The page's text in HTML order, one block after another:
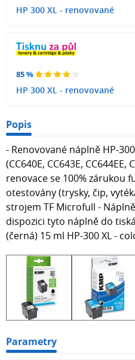
HP 300 XL - renovované
85 %
HP 300 XL - renovované
Popis
- Renovované náplně HP-
(CC640E, CC643E,
renovace se 100% zárukou
otestovány (trysky, čip,
strojem TF Microfull -
dispozici tyto náplně do
(černá) 15 ml HP-300 XL -
Parametry